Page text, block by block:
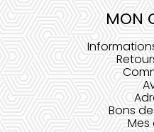
MON
Bons
Mes